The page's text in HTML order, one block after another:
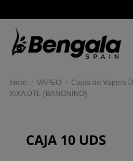
Inicio VAPEO Cajas de Vapers
XIXA DTL (BANONINO)